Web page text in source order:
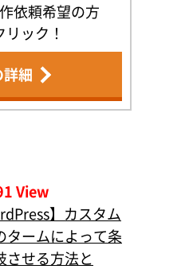
依頼希望の方
ック！
細
View
】カスタム
タームによって条
させる方法と